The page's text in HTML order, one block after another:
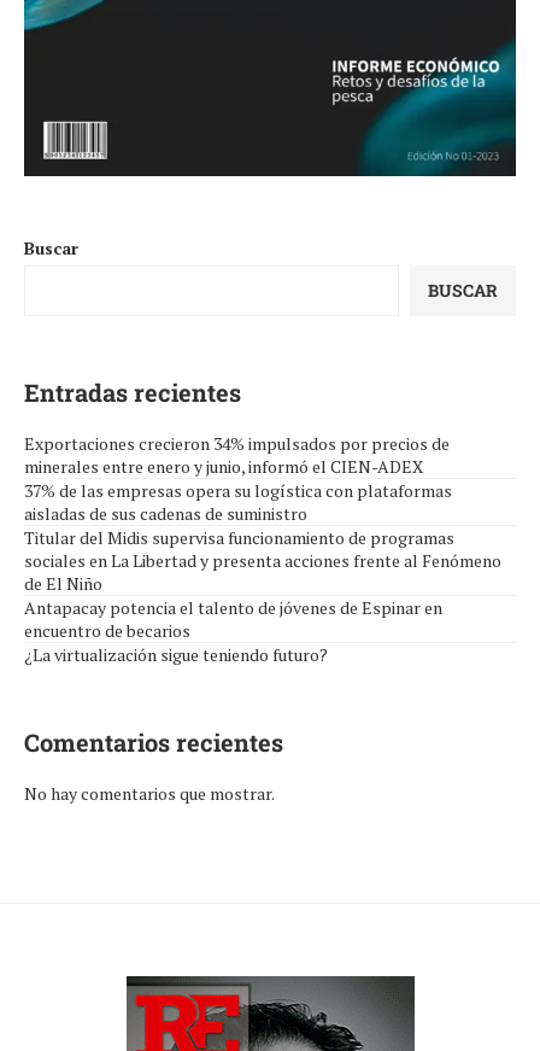
Buscar
BUSCAR
Entradas recientes
Exportaciones crecieron 34% impulsados por precios de
minerales entre enero y junio, informó el CIEN-ADEX
37% de las empresas opera su logística con plataformas
aisladas de sus cadenas de suministro
Titular del Midis supervisa funcionamiento de programas
sociales en La Libertad y presenta acciones frente al Fenómeno
de El Niño
Antapacay potencia el talento de jóvenes de Espinar en
encuentro de becarios
¿La virtualización sigue teniendo futuro?
Comentarios recientes
No hay comentarios que mostrar.